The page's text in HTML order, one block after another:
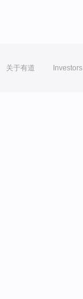
关于有道 Investors